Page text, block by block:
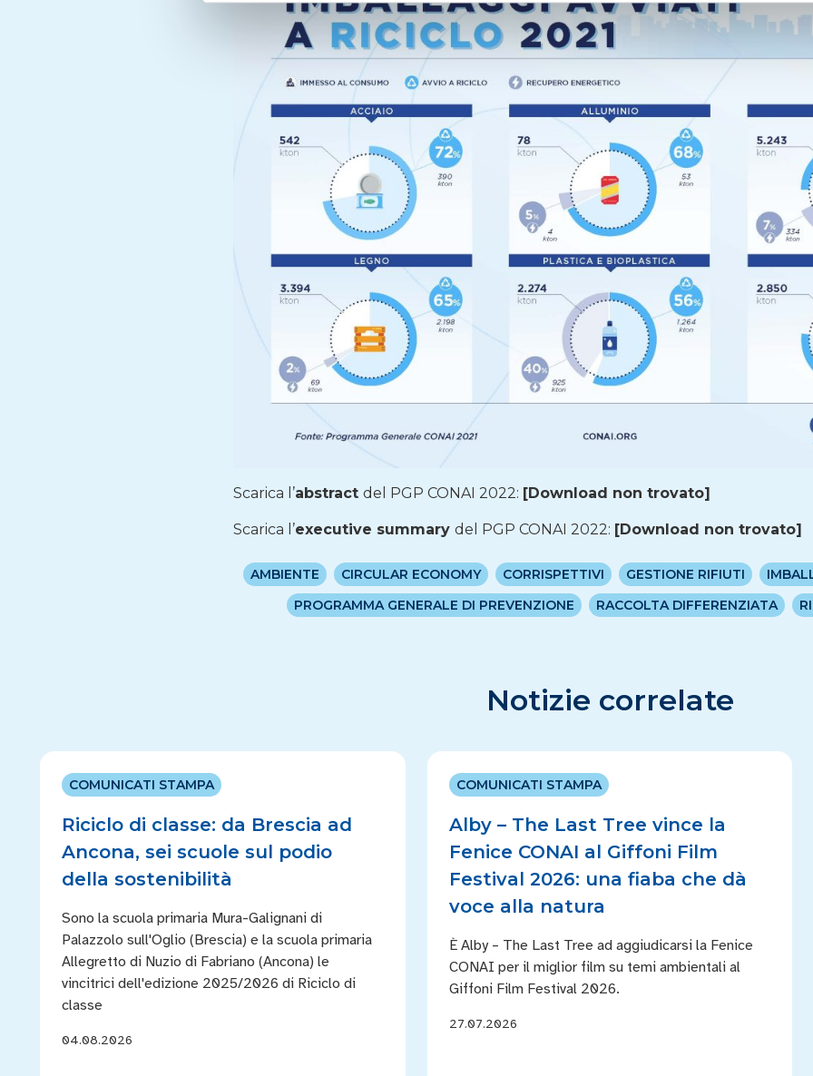
Scarica l’abstractdel PGP CONAI 2022: [Download non trovato]
Scarica l’executive summarydel PGP CONAI 2022: [Download non trovato]
AMBIENTE CIRCULAR ECONOMY CORRISPETTIVI GESTIONE RIFIUTI
PROGRAMMA GENERALE DI PREVENZIONE
RACCOLTA DIFFERENZIATA
Notizie correlate
COMUNICATI STAMPA
Riciclo di classe: da Brescia ad
Ancona, sei scuole sul podio
della sostenibilità
Sono la scuola primaria Mura-Galignani di
Palazzolo sull'Oglio (Brescia) e la scuola primaria
Allegretto di Nuzio di Fabriano (Ancona) le
vincitrici dell'edizione 2025/2026 di Riciclo di
classe
04.08.2026
COMUNICATI STAMPA
Alby – The Last Tree vince la
Fenice CONAI al Giffoni Film
Festival 2026: una fiaba che dà
voce alla natura
È Alby – The Last Tree ad aggiudicarsi la Fenice
CONAI per il miglior film su temi ambientali al
Giffoni Film Festival 2026.
27.07.2026